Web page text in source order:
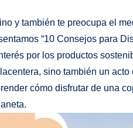
y también te preocupa el
“10 Consejos para
por los productos
sino también un
cómo disfrutar de una